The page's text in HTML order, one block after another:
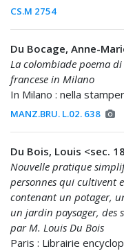
CS.M 2754
Du Bocage, Anne-
La colombiade poema
francese in Milano
In Milano : nella
MANZ.BRU. L.02. 638
Du Bois, Louis <sec.
Nouvelle pratique
personnes qui cultivent
contenant un potager,
un jardin paysager, des
par M. Louis Du Bois
Paris : Librairie